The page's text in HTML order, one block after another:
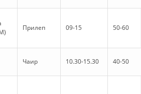
Прилеп 09-15 50-60
Чаир 10.30-15.30 40-50